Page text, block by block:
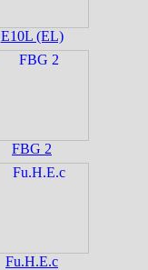
E10L (EL)
FBG 2
Fu.H.E.c